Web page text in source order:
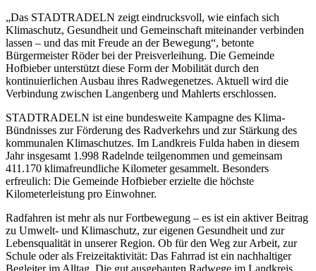
„Das STADTRADELN zeigt eindrucksvoll, wie einfach sich
Klimaschutz, Gesundheit und Gemeinschaft miteinander verbinden
lassen – und das mit Freude an der Bewegung“, betonte
Bürgermeister Röder bei der Preisverleihung. Die Gemeinde
Hofbieber unterstützt diese Form der Mobilität durch den
kontinuierlichen Ausbau ihres Radwegenetzes. Aktuell wird die
Verbindung zwischen Langenberg und Mahlerts erschlossen.
STADTRADELN ist eine bundesweite Kampagne des Klima-
Bündnisses zur Förderung des Radverkehrs und zur Stärkung des
kommunalen Klimaschutzes. Im Landkreis Fulda haben in diesem
Jahr insgesamt 1.998 Radelnde teilgenommen und gemeinsam
411.170 klimafreundliche Kilometer gesammelt. Besonders
erfreulich: Die Gemeinde Hofbieber erzielte die höchste
Kilometerleistung pro Einwohner.
Radfahren ist mehr als nur Fortbewegung – es ist ein aktiver Beitrag
zu Umwelt- und Klimaschutz, zur eigenen Gesundheit und zur
Lebensqualität in unserer Region. Ob für den Weg zur Arbeit, zur
Schule oder als Freizeitaktivität: Das Fahrrad ist ein nachhaltiger
Begleiter im Alltag. Die gut ausgebauten Radwege im Landkreis